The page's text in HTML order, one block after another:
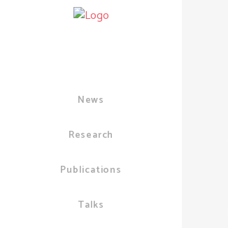
News
Research
Publications
Talks